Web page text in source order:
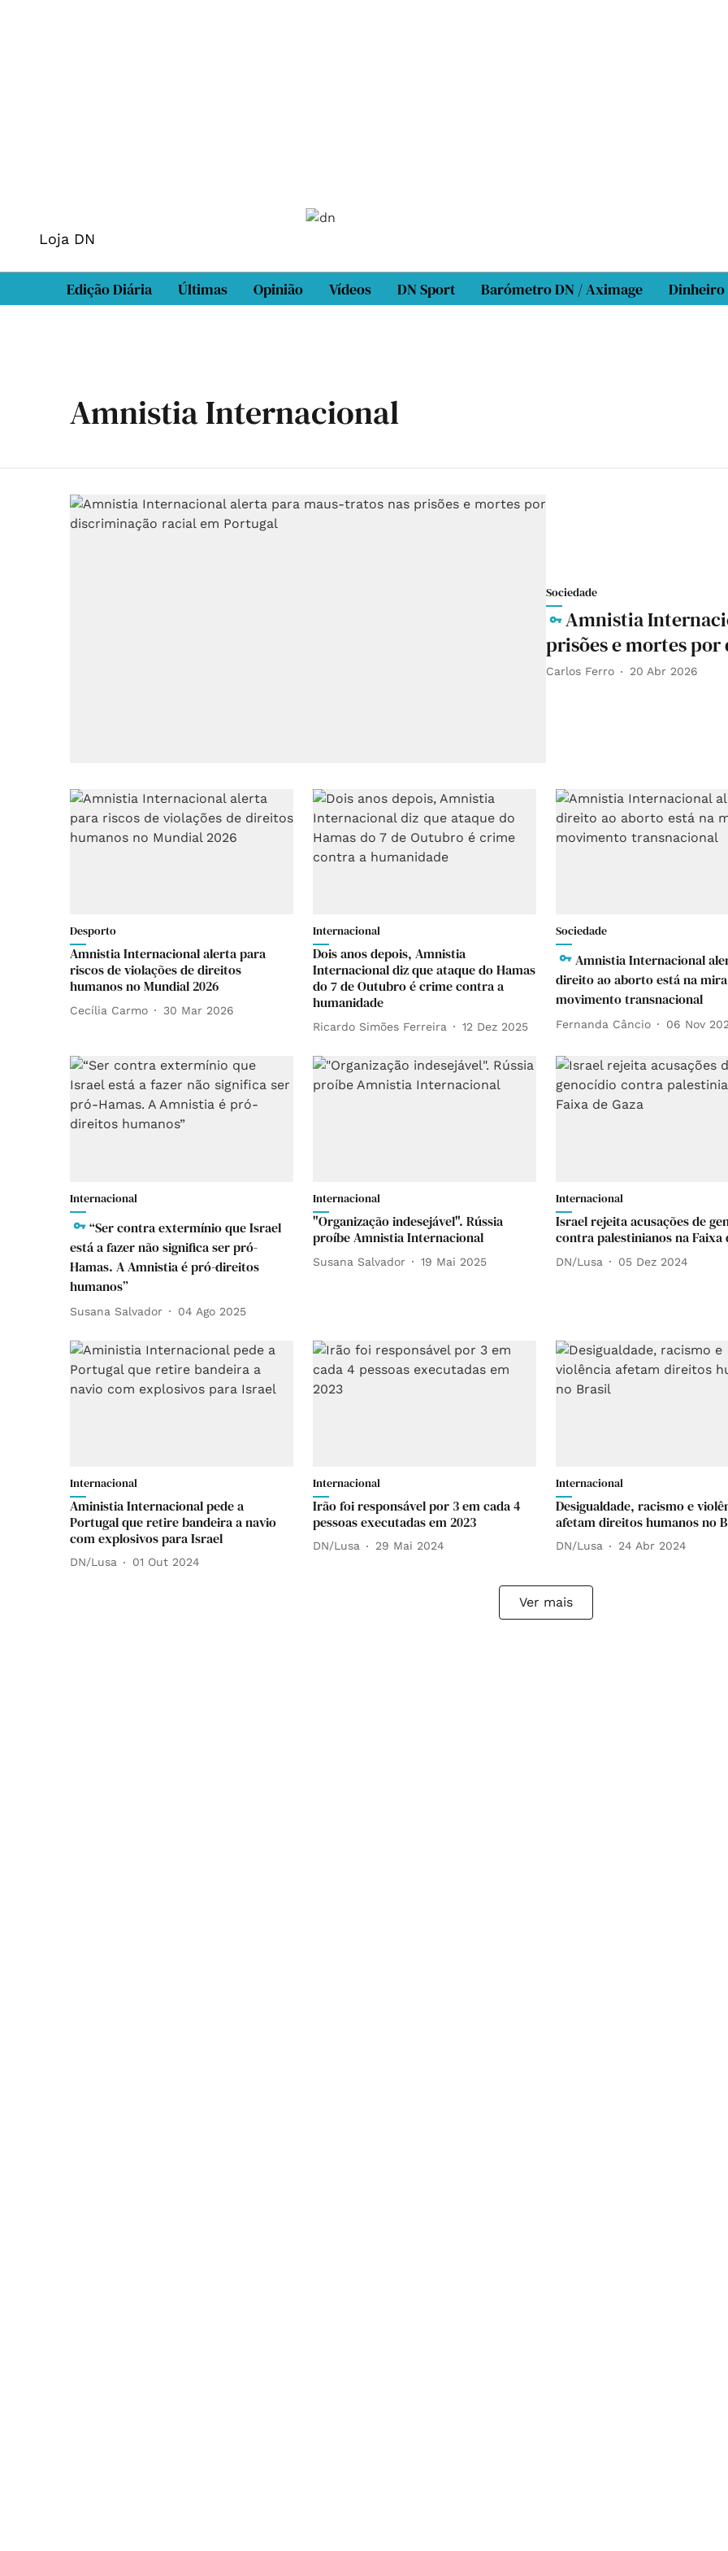
Loja DN
Edição Diária Últimas Opinião Vídeos DN Sport Barómetro DN / Aximage Dinheiro
Amnistia Internacional
Sociedade
Amnistia
prisões e mortes
Carlos Ferro 20 Abr 2026
Desporto
Amnistia Internacional alerta para
riscos de violações de direitos
humanos no Mundial 2026
Cecília Carmo 30 Mar 2026
Internacional
Dois anos depois, Amnistia
Internacional diz que ataque do Hamas
do 7 de Outubro é crime contra a
humanidade
Ricardo Simões Ferreira 12 Dez 2025
Sociedade
Amnistia Internacional
direito ao aborto está na
movimento transnacional
Fernanda Câncio 06 Nov
Internacional
“Ser contra extermínio que Israel
está a fazer não significa ser pró-
Hamas. A Amnistia é pró-direitos
humanos”
Susana Salvador 04 Ago 2025
Internacional
"Organização indesejável". Rússia
proíbe Amnistia Internacional
Susana Salvador 19 Mai 2025
Internacional
Israel rejeita acusações de
contra palestinianos na Faixa
DN/Lusa 05 Dez 2024
Internacional
Aministia Internacional pede a
Portugal que retire bandeira a navio
com explosivos para Israel
DN/Lusa 01 Out 2024
Internacional
Irão foi responsável por 3 em cada 4
pessoas executadas em 2023
DN/Lusa 29 Mai 2024
Internacional
Desigualdade, racismo e
afetam direitos humanos no
DN/Lusa 24 Abr 2024
Ver mais